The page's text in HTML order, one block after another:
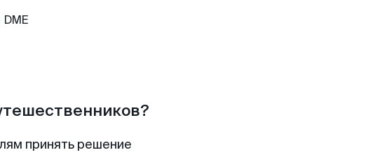
DME
принять решение